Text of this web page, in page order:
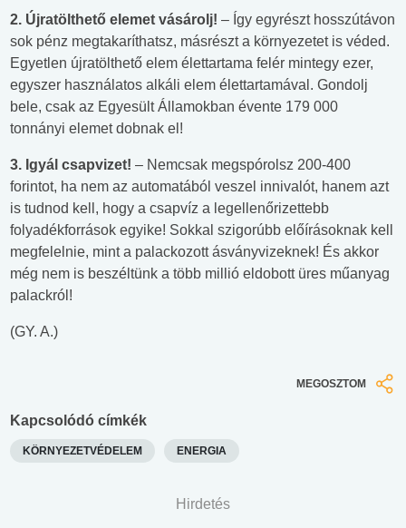
2. Újratölthető elemet vásárolj! – Így egyrészt hosszútávon
sok pénz megtakaríthatsz, másrészt a környezetet is véded.
Egyetlen újratölthető elem élettartama felér mintegy ezer,
egyszer használatos alkáli elem élettartamával. Gondolj
bele, csak az Egyesült Államokban évente 179 000
tonnányi elemet dobnak el!
3. Igyál csapvizet! – Nemcsak megspórolsz 200-400
forintot, ha nem az automatából veszel innivalót, hanem azt
is tudnod kell, hogy a csapvíz a legellenőrizettebb
folyadékforrások egyike! Sokkal szigorúbb előírásoknak kell
megfelelnie, mint a palackozott ásványvizeknek! És akkor
még nem is beszéltünk a több millió eldobott üres műanyag
palackról!
(GY. A.)
MEGOSZTOM
Kapcsolódó címkék
KÖRNYEZETVÉDELEM ENERGIA
Hirdetés